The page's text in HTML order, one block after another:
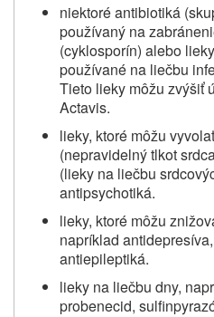
niektoré antibiotiká
používaný na
(cyklosporín) alebo
používané na liečbu
Tieto lieky môžu zvýšiť
Actavis.
lieky, ktoré môžu
(nepravidelný tlkot
(lieky na liečbu
antipsychotiká.
lieky, ktoré môžu
napríklad
antiepileptiká.
lieky na liečbu dny,
probenecid,